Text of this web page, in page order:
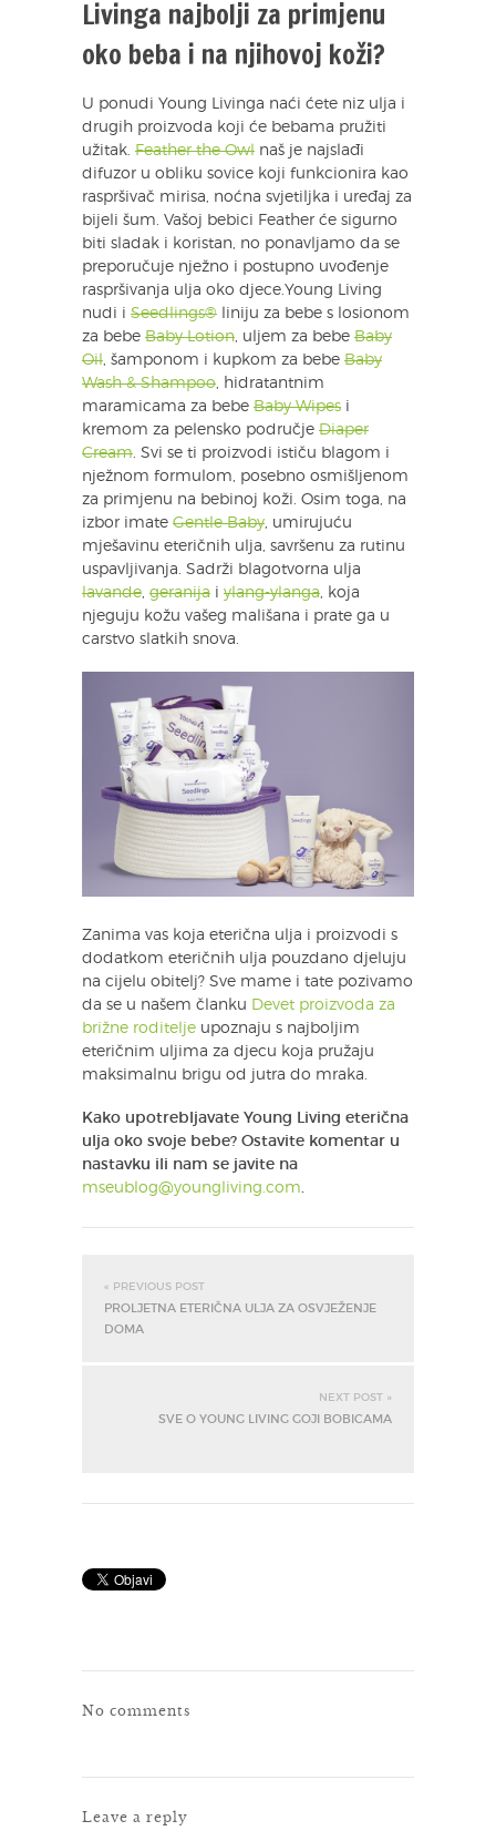
Livinga najbolji za primjenu
oko beba i na njihovoj koži?
U ponudi Young Livinga naći ćete niz ulja i
drugih proizvoda koji će bebama pružiti
užitak. Feather the Owl naš je najslađi
difuzor u obliku sovice koji funkcionira kao
raspršivač mirisa, noćna svjetiljka i uređaj za
bijeli šum. Vašoj bebici Feather će sigurno
biti sladak i koristan, no ponavljamo da se
preporučuje nježno i postupno uvođenje
raspršivanja ulja oko djece.Young Living
nudi i Seedlings® liniju za bebe s losionom
za bebe Baby Lotion, uljem za bebe Baby
Oil, šamponom i kupkom za bebe Baby
Wash & Shampoo, hidratantnim
maramicama za bebe Baby Wipes i
kremom za pelensko područje Diaper
Cream. Svi se ti proizvodi ističu blagom i
nježnom formulom, posebno osmišljenom
za primjenu na bebinoj koži. Osim toga, na
izbor imate Gentle Baby, umirujuću
mješavinu eteričnih ulja, savršenu za rutinu
uspavljivanja. Sadrži blagotvorna ulja
lavande, geranija i ylang-ylanga, koja
njeguju kožu vašeg mališana i prate ga u
carstvo slatkih snova.
Zanima vas koja eterična ulja i proizvodi s
dodatkom eteričnih ulja pouzdano djeluju
na cijelu obitelj? Sve mame i tate pozivamo
da se u našem članku Devet proizvoda za
brižne roditelje upoznaju s najboljim
eteričnim uljima za djecu koja pružaju
maksimalnu brigu od jutra do mraka.
Kako upotrebljavate Young Living eterična
ulja oko svoje bebe? Ostavite komentar u
nastavku ili nam se javite na
mseublog@youngliving.com.
« PREVIOUS POST
PROLJETNA ETERIČNA ULJA ZA OSVJEŽENJE
DOMA
NEXT POST »
SVE O YOUNG LIVING GOJI BOBICAMA
No comments
Leave a reply